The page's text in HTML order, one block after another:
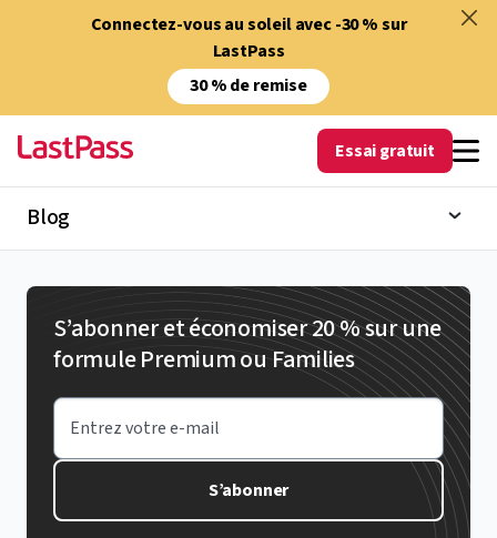
Connectez-vous au soleil avec -30 % sur
LastPass
30 % de remise
Essai gratuit
Blog
S’abonner et économiser 20 % sur une
formule Premium ou Families
Entrez votre e-mail
S’abonner